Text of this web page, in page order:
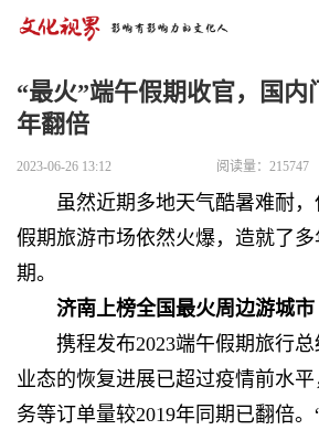
“最火”端午假期收官，国内
年翻倍
2023-06-26 13:12 阅读量：215747
虽然近期多地天气酷暑难耐
假期旅游市场依然火爆，造就了多
期。
济南上榜全国最火周边游城市
携程发布2023端午假期旅行
业态的恢复进展已超过疫情前水
务等订单量较2019年同期已翻倍